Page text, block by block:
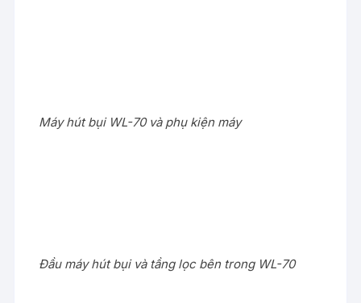
Máy hút bụi WL-70 và phụ kiện máy
Đầu máy hút bụi và tầng lọc bên trong WL-70